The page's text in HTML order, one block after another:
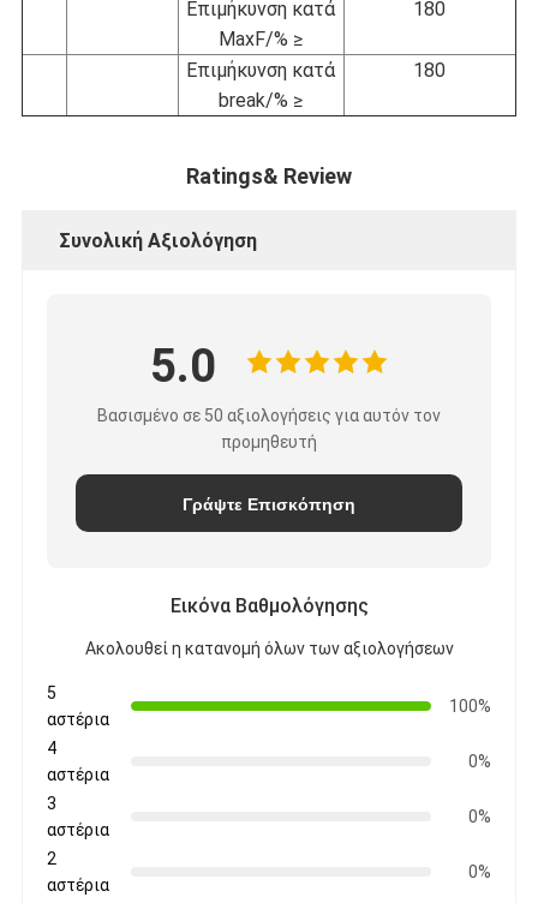
Επιμήκυνση κατά
MaxF/% ≥
180
Επιμήκυνση κατά
break/% ≥
180
Ratings& Review
Συνολική Αξιολόγηση
5.0
Βασισμένο σε 50 αξιολογήσεις για αυτόν τον
προμηθευτή
Γράψτε Επισκόπηση
Εικόνα Βαθμολόγησης
Ακολουθεί η κατανομή όλων των αξιολογήσεων
5
αστέρια
100%
4
αστέρια
0%
3
αστέρια
0%
2
αστέρια
0%